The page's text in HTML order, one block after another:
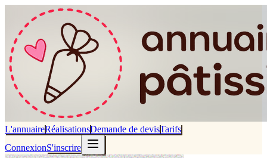
L'annuaireRéalisationsDemande de devisTarifs
ConnexionS'inscrire